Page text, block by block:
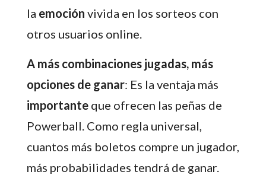
la emoción vivida en los sorteos con
otros usuarios online.
A más combinaciones jugadas, más
opciones de ganar: Es la ventaja más
importante que ofrecen las peñas de
Powerball. Como regla universal,
cuantos más boletos compre un jugador,
más probabilidades tendrá de ganar.